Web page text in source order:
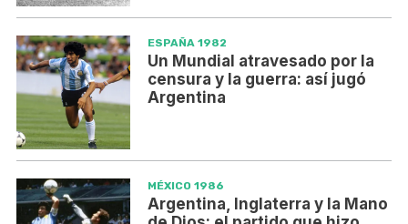
ESPAÑA 1982
Un Mundial atravesado por la
censura y la guerra: así jugó
Argentina
MÉXICO 1986
Argentina, Inglaterra y la Mano